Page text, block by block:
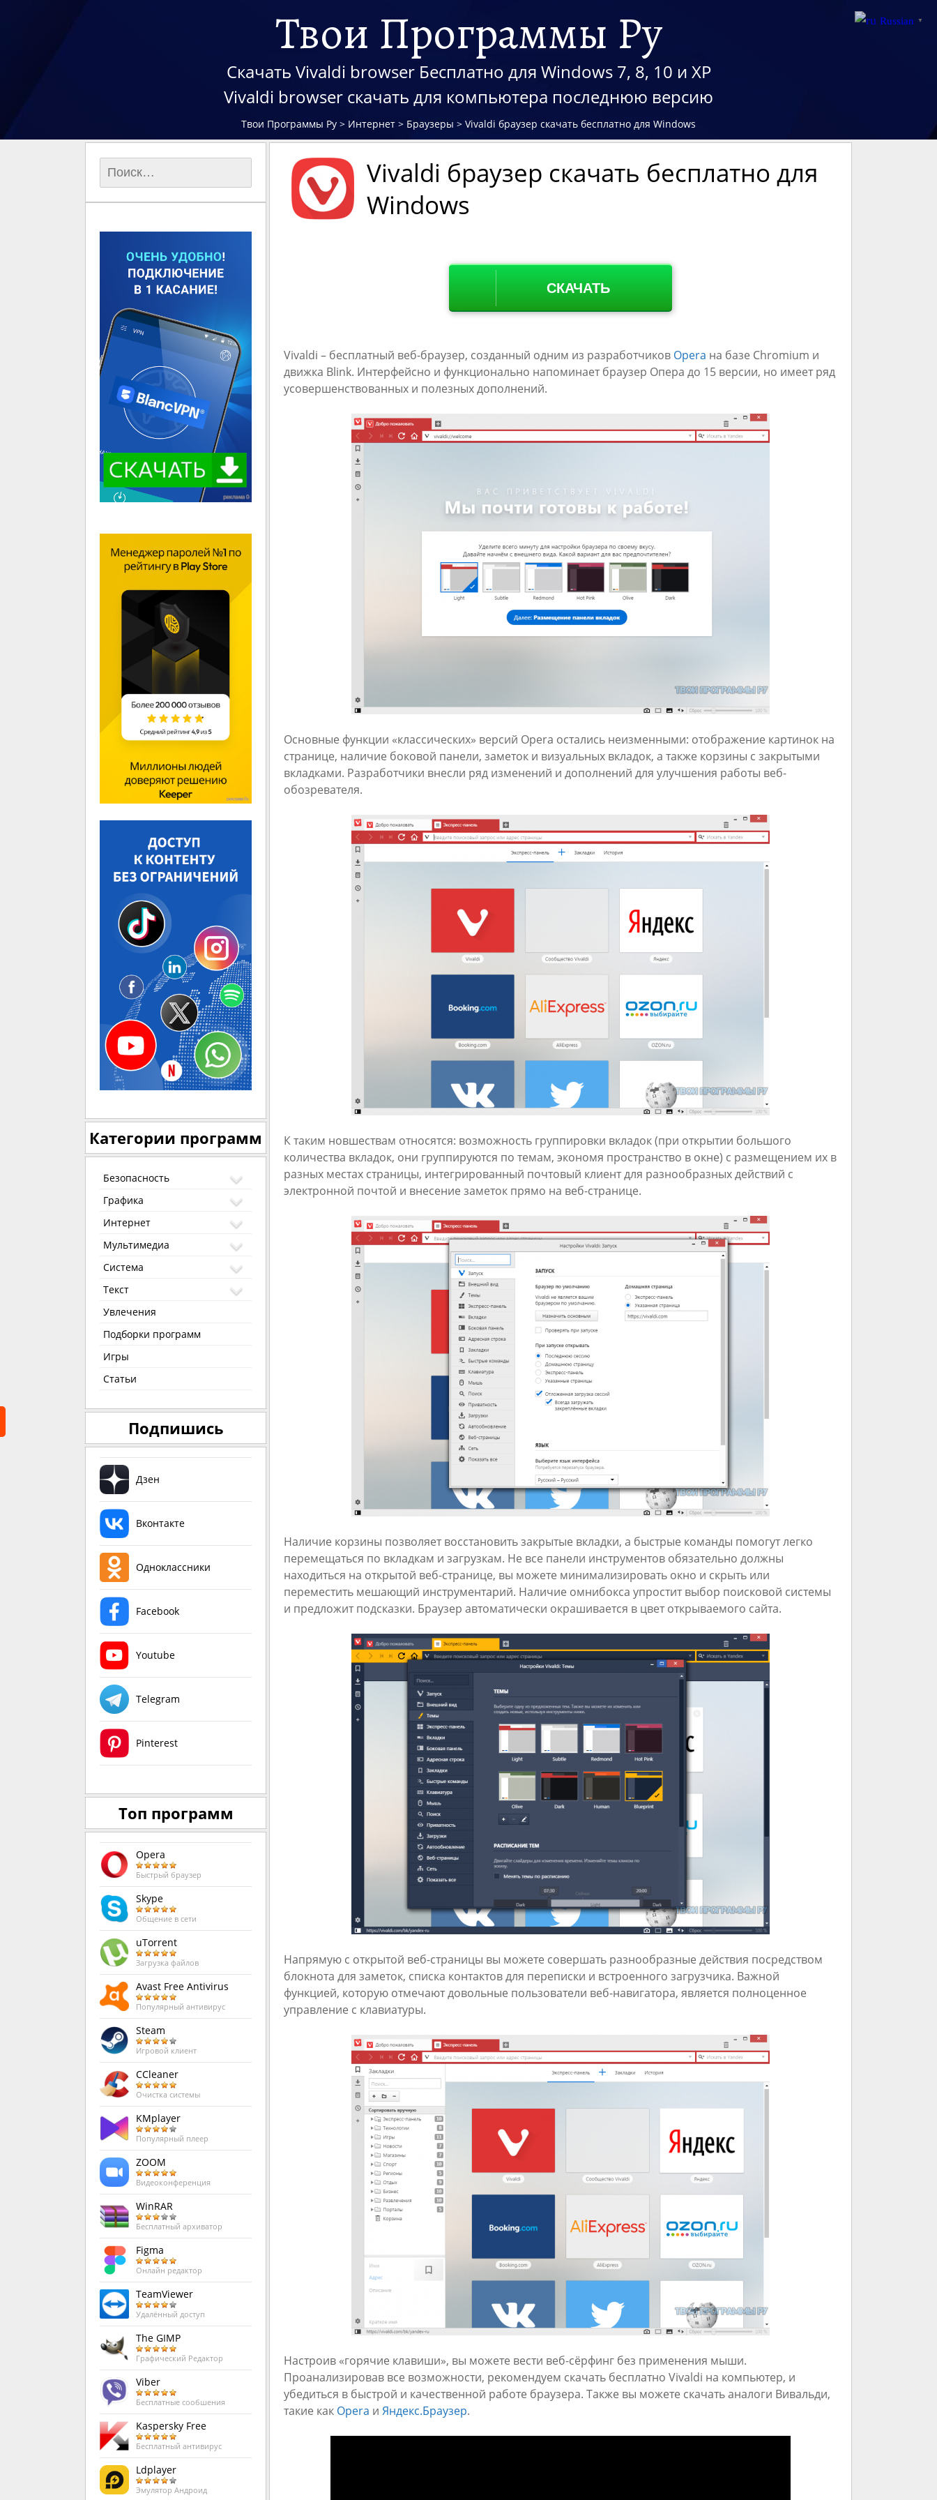
Твои Программы Ру
Скачать Vivaldi browser Бесплатно для Windows 7, 8, 10 и XP
Vivaldi browser скачать для компьютера последнюю версию
Твои Программы Ру > Интернет > Браузеры > Vivaldi браузер скачать бесплатно для Windows
Vivaldi браузер скачать бесплатно для
Windows
СКАЧАТЬ
Vivaldi – бесплатный веб-браузер, созданный одним из разработчиков Opera на базе Chromium и
движка Blink. Интерфейсно и функционально напоминает браузер Опера до 15 версии, но имеет ряд
усовершенствованных и полезных дополнений.
Основные функции «классических» версий Opera остались неизменными: отображение картинок на
странице, наличие боковой панели, заметок и визуальных вкладок, а также корзины с закрытыми
вкладками. Разработчики внесли ряд изменений и дополнений для улучшения работы веб-
обозревателя.
К таким новшествам относятся: возможность группировки вкладок (при открытии большого
количества вкладок, они группируются по темам, экономя пространство в окне) с размещением их в
разных местах страницы, интегрированный почтовый клиент для разнообразных действий с
электронной почтой и внесение заметок прямо на веб-странице.
Наличие корзины позволяет восстановить закрытые вкладки, а быстрые команды помогут легко
перемещаться по вкладкам и загрузкам. Не все панели инструментов обязательно должны
находиться на открытой веб-странице, вы можете минимализировать окно и скрыть или
переместить мешающий инструментарий. Наличие омнибокса упростит выбор поисковой системы
и предложит подсказки. Браузер автоматически окрашивается в цвет открываемого сайта.
Напрямую с открытой веб-страницы вы можете совершать разнообразные действия посредством
блокнота для заметок, списка контактов для переписки и встроенного загрузчика. Важной
функцией, которую отмечают довольные пользователи веб-навигатора, является полноценное
управление с клавиатуры.
Настроив «горячие клавиши», вы можете вести веб-сёрфинг без применения мыши.
Проанализировав все возможности, рекомендуем скачать бесплатно Vivaldi на компьютер, и
убедиться в быстрой и качественной работе браузера. Также вы можете скачать аналоги Вивальди,
такие как Opera и Яндекс.Браузер.
Категории программ
Безопасность
Графика
Интернет
Мультимедиа
Система
Текст
Увлечения
Подборки программ
Игры
Статьи
Подпишись
Дзен
Вконтакте
Одноклассники
Facebook
Youtube
Telegram
Pinterest
Топ программ
Opera
Быстрый браузер
Skype
Общение в сети
uTorrent
Загрузка файлов
Avast Free Antivirus
Популярный антивирус
Steam
Игровой клиент
CCleaner
Очистка системы
KMplayer
Популярный плеер
ZOOM
Видеоконференция
WinRAR
Бесплатный архиватор
Figma
Онлайн редактор
TeamViewer
Удалённый доступ
The GIMP
Графический Редактор
Viber
Бесплатные сообшения
Kaspersky Free
Бесплатный антивирус
Ldplayer
Эмулятор Андроид
Russian ▼